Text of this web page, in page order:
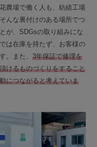
農場で働く人も、紡績工場
んな裏付けのある場所でつ
が、SDGsの取り組みにな
は在庫を持たず、お客様の
。また、3年保証で修理を
けるものづくりをすること
につながると考えていま